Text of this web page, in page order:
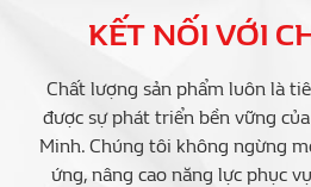
KẾT NỐI VỚI
Chất lượng sản phẩm luôn là
được sự phát triển bền vững
Minh. Chúng tôi không ngừng
ứng, nâng cao năng lực phục